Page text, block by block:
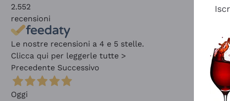
2.552
recensioni
Le nostre recensioni a 4 e 5 stelle.
Clicca qui per leggerle tutte >
Precedente Successivo
Oggi